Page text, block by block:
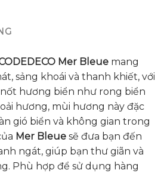
Mer Bleue mang
sảng khoái và thanh khiết, với
hương biển như rong biển
hương, mùi hương này đặc
gió biển và không gian trong
Mer Bleue sẽ đưa bạn đến
ngát, giúp bạn thư giãn và
Phù hợp để sử dụng hàng